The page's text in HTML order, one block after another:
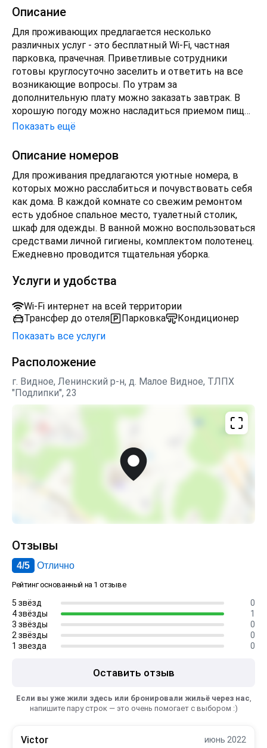
Описание
Для проживающих предлагается несколько
различных услуг - это бесплатный Wi-Fi, частная
парковка, прачечная. Приветливые сотрудники
готовы круглосуточно заселить и ответить на все
возникающие вопросы. По утрам за
дополнительную плату можно заказать завтрак. В
хорошую погоду можно насладиться приемом пищи
на террасе. Также есть ресторан, в котором по
кухни, напитки, салаты, закуски. До центра Москвы
около 30 км, это расстояние можно преодолеть с
помощью городского транспорта или трансфера.
Ближайший аэропорт - это Остафьево.
Показать ещё
Описание номеров
Для проживания предлагаются уютные номера, в
которых можно расслабиться и почувствовать себя
как дома. В каждой комнате со свежим ремонтом
есть удобное спальное место, туалетный столик,
шкаф для одежды. В ванной можно воспользоваться
средствами личной гигиены, комплектом полотенец.
Ежедневно проводится тщательная уборка.
Услуги и удобства
Wi-Fi интернет на всей территории
Трансфер до отеля
Парковка
Кондиционер
Показать все услуги
Расположение
г. Видное, Ленинский р-н, д. Малое Видное, ТЛПХ
"Подлипки", 23
Отзывы
4/5 Отлично
Рейтинг основанный на 1 отзыве
5 звёзд
0
4 звёзды
1
3 звёзды
0
2 звёзды
0
1 звезда
0
Оставить отзыв
Если вы уже жили здесь или бронировали жильё через нас,
напишите пару строк — это очень помогает с выбором :)
Victor
июнь 2022